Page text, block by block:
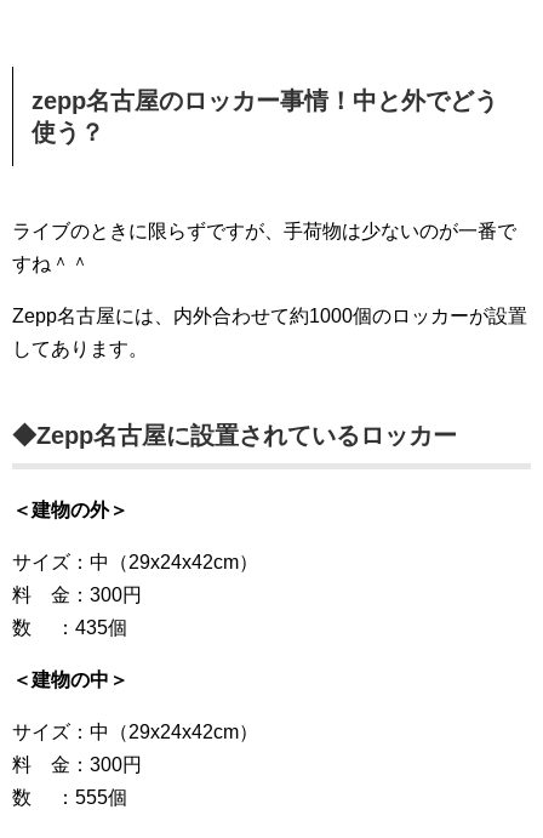
zepp名古屋のロッカー事情！中と外でどう
使う？
ライブのときに限らずですが、手荷物は少ないのが一番で
すね＾＾
Zepp名古屋には、内外合わせて約1000個のロッカーが設置
してあります。
◆Zepp名古屋に設置されているロッカー
＜建物の外＞
サイズ：中（29x24x42cm）
料 金：300円
数 ：435個
＜建物の中＞
サイズ：中（29x24x42cm）
料 金：300円
数 ：555個